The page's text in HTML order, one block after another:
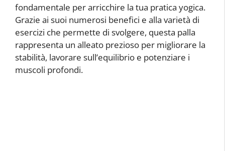
fondamentale per arricchire la tua pratica yogica.
Grazie ai suoi numerosi benefici e alla varietà di
esercizi che permette di svolgere, questa palla
rappresenta un alleato prezioso per migliorare la
stabilità, lavorare sull’equilibrio e potenziare i
muscoli profondi.